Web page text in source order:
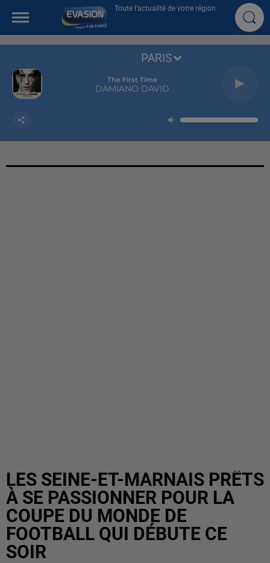
Toute l'actualité de votre région
The First Time
DAMIANO DAVID
PARIS
LES SEINE-ET-MARNAIS PRÊTS
À SE PASSIONNER POUR LA
COUPE DU MONDE DE
FOOTBALL QUI DÉBUTE CE
SOIR